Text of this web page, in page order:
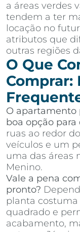
a áreas verdes
tendem a ter
locação no
atributos que
outras regiões
O Que
Comprar:
O apartamento
boa opção para
ruas ao redor
veículos e um
uma das áreas
Menino.
Vale a pena
pronto?
planta
quadrado e
acabamento,